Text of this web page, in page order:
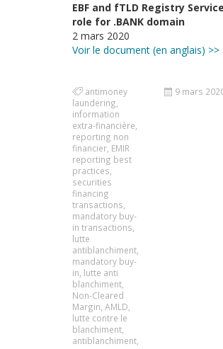
EBF and fTLD Registry
role for .BANK domain
2 mars 2020
Voir le document (en anglais) >>
antimoney
laundering
information
extra-financière
reporting non
financier EMIR
reporting best
practices
securities
financing
transactions
mandatory buy-
in transactions
lutte
antiblanchiment
mandatory buy-
in lutte anti
blanchiment
Non-Cleared
Margin AMLD
lutte contre le
blanchiment
antiblanchiment
9 mars